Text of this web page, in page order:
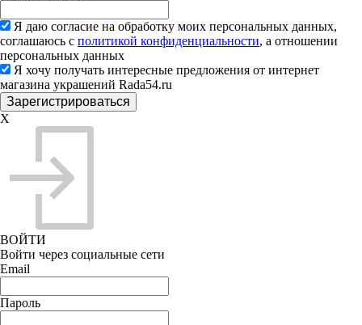
Я даю согласие на обработку моих персональных данных,
соглашаюсь с политикой конфиденциальности, а отношении
персональных данных
Я хочу получать интересные предложения от интернет
магазина украшений Rada54.ru
X
ВОЙТИ
Войти через социальные сети
Email
Пароль